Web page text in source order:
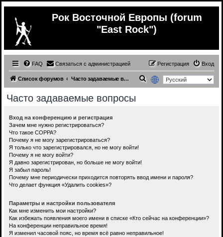
Рок Восточной Европы (forum
"East Rock")
FAQ Связаться с администрацией Вход
Регистрация
Список форумов Часто задаваемые вопросы
Часто задаваемые вопросы
Вход на конференцию и регистрация
Зачем мне нужно регистрироваться?
Что такое COPPA?
Почему я не могу зарегистрироваться?
Я только что зарегистрировался, но не могу войти!
Почему я не могу войти?
Я давно зарегистрирован, но больше не могу войти!
Я забыл пароль!
Почему мне периодически приходится повторять ввод имени и пароля?
Что делает функция «Удалить cookies»?
Параметры и настройки пользователя
Как мне изменить мои настройки?
Как избежать появления моего имени в списке «Кто сейчас на конференции»?
На конференции неправильное время!
Я изменил часовой пояс, но время всё равно неправильное!